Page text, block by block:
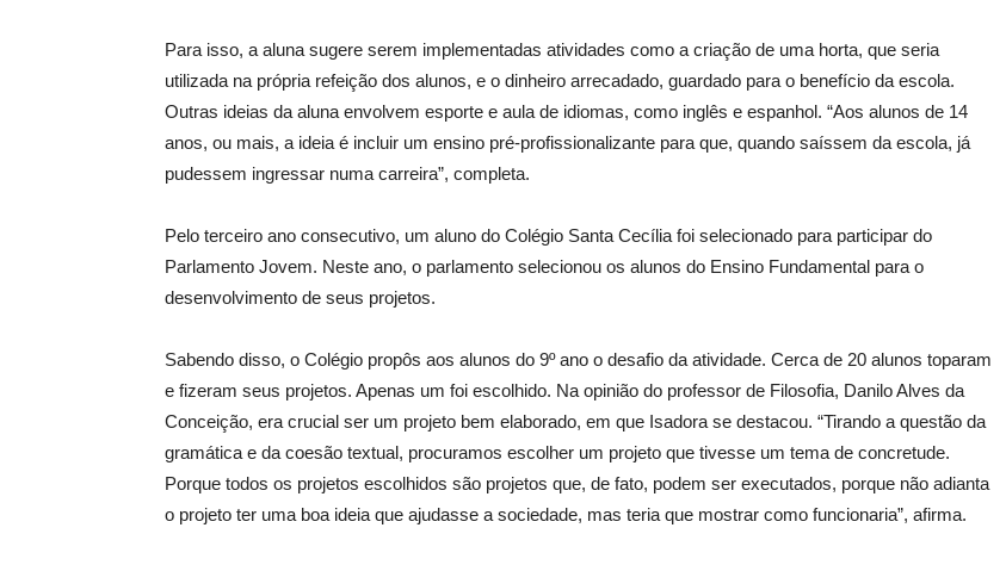
Para isso, a aluna sugere serem implementadas atividades como a criação de uma horta, que seria
utilizada na própria refeição dos alunos, e o dinheiro arrecadado, guardado para o benefício da escola.
Outras ideias da aluna envolvem esporte e aula de idiomas, como inglês e espanhol. “Aos alunos de 14
anos, ou mais, a ideia é incluir um ensino pré-profissionalizante para que, quando saíssem da escola, já
pudessem ingressar numa carreira”, completa.
Pelo terceiro ano consecutivo, um aluno do Colégio Santa Cecília foi selecionado para participar do
Parlamento Jovem. Neste ano, o parlamento selecionou os alunos do Ensino Fundamental para o
desenvolvimento de seus projetos.
Sabendo disso, o Colégio propôs aos alunos do 9º ano o desafio da atividade. Cerca de 20 alunos toparam
e fizeram seus projetos. Apenas um foi escolhido. Na opinião do professor de Filosofia, Danilo Alves da
Conceição, era crucial ser um projeto bem elaborado, em que Isadora se destacou. “Tirando a questão da
gramática e da coesão textual, procuramos escolher um projeto que tivesse um tema de concretude.
Porque todos os projetos escolhidos são projetos que, de fato, podem ser executados, porque não adianta
o projeto ter uma boa ideia que ajudasse a sociedade, mas teria que mostrar como funcionaria”, afirma.